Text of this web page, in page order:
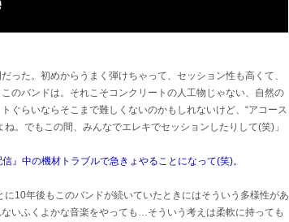
った。初めからうまく弾けちゃって、セッション性も高くて、
のバンドは。それこそコンクリートの人工物じゃない、自然の
ぐらいならそこまで難しくないのかもしれないけど、“アコース
。でもこの間、みんなでエレキでセッションしたりして(笑)」
中の機材トラブルで急きょやることになって(笑)。
に10年後もこのバンドが続いていたときにはそういう多様性があ
いふくよかな音楽をやっても…そういう考えは柔軟に持っても